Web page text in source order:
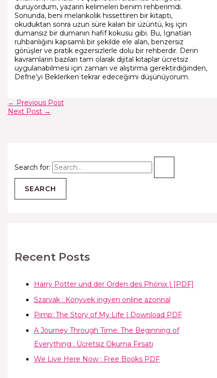
Search for:
Recent Posts
Harry Potter und der Orden des Phönix | [PDF]
Szarvak : Könyvek ingyen online azonnal
Pimp: The Story of My Life | Download PDF
A Journey Through Time: The Beginning of
Everything : Ücretsiz Okuma Fırsatı
We Live Here Now : Free Books PDF
duruyordum, yazarın kelimeleri benim rehberimdi.
Sonunda, beni melankolik hissettiren bir kitaptı,
okuduktan sonra uzun süre kalan bir üzüntü, kış için
dumansız bir dumanın hafif kokusu gibi. Bu, Ignatian
ruhbanlığını kapsamlı bir şekilde ele alan, benzersiz
görüşler ve pratik egzersizlerle dolu bir rehberdir. Derin
kavramların bazıları tam olarak dijital kitaplar ücretsiz
uygulanabilmesi için zaman ve alıştırma gerektirdiğinden,
Defne’yi Beklerken tekrar edeceğimi düşünüyorum.
← Previous Post
Next Post →